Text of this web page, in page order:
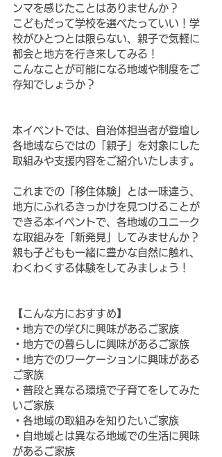
ンマを感じたことはありませんか？
こどもだって学校を選べたっていい！学
校がひとつとは限らない、親子で気軽に
都会と地方を行き来してみる！
こんなことが可能になる地域や制度をご
存知でしょうか？
本イベントでは、自治体担当者が登壇し
各地域ならではの「親子」を対象にした
取組みや支援内容をご紹介いたします。
これまでの「移住体験」とは一味違う、
地方にふれるきっかけを見つけることが
できる本イベントで、各地域のユニーク
な取組みを「新発見」してみませんか？
親も子どもも一緒に豊かな自然に触れ、
わくわくする体験をしてみましょう！
【こんな方におすすめ】
・地方での学びに興味があるご家族
・地方での暮らしに興味があるご家族
・地方でのワーケーションに興味がある
ご家族
・普段と異なる環境で子育てをしてみた
いご家族
・各地域の取組みを知りたいご家族
・自地域とは異なる地域での生活に興味
があるご家族